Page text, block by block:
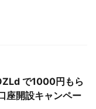
で1000円もら
座開設キャンペー